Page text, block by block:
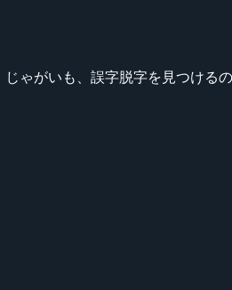
じゃがいも、誤字脱字を見つけ